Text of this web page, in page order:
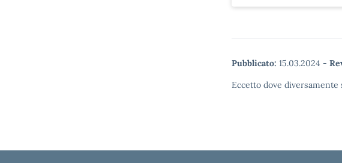
Pubblicato: 15.03.2024 -
Eccetto dove